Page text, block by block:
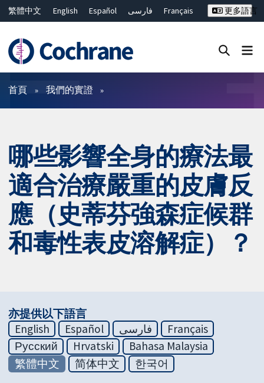
繁體中文 English Español فارسی
Français
ไทย
简体中文
更多語言
篩選條件
首頁 我們的實證
哪些影響全身的療法最
適合治療嚴重的皮膚反
應（史蒂芬強森症候群
和毒性表皮溶解症）？
亦提供以下語言
English
Español فارسی
Français
Русский
Hrvatski
Bahasa Malaysia
繁體中文
简体中文 한국어